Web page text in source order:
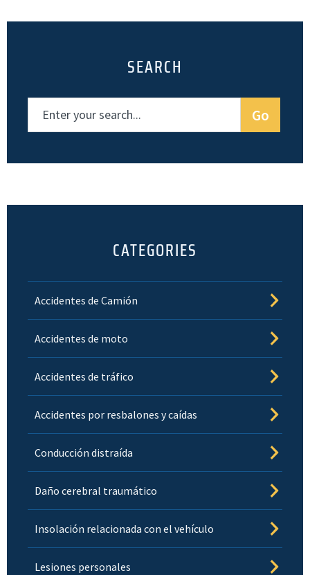
SEARCH
CATEGORIES
Accidentes de Camión
Accidentes de moto
Accidentes de tráfico
Accidentes por resbalones y caídas
Conducción distraída
Daño cerebral traumático
Insolación relacionada con el vehículo
Lesiones personales